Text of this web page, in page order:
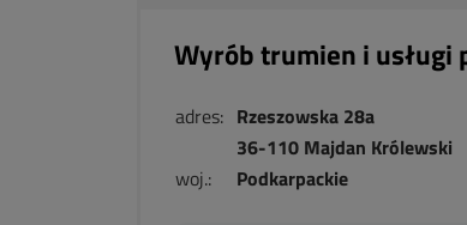
Wyrób trumien i usługi
adres: Rzeszowska 28a
36-110 Majdan Królewski
woj.:
Podkarpackie